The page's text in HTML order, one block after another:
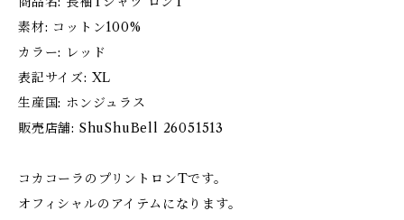
素材: コットン100%
カラー: レッド
表記サイズ: XL
生産国: ホンジュラス
販売店舗: ShuShuBell 26051513
コカコーラのプリントロンTです。
オフィシャルのアイテムになります。